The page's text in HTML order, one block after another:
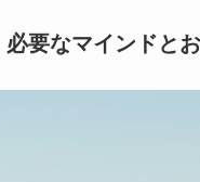
要なマインドと